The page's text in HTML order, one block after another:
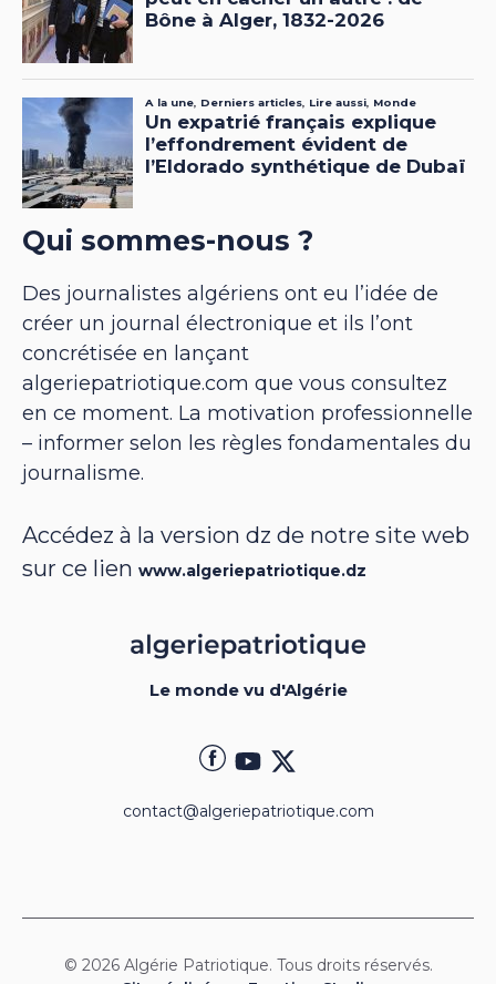
Qui sommes-nous ?
Des journalistes algériens ont eu l’idée de
créer un journal électronique et ils l’ont
concrétisée en lançant
algeriepatriotique.com que vous consultez
en ce moment. La motivation professionnelle
– informer selon les règles fondamentales du
journalisme.
Accédez à la version dz de notre site web
sur ce lien www.algeriepatriotique.dz
Le monde vu d'Algérie
contact@algeriepatriotique.com
© 2026 Algérie Patriotique. Tous droits réservés.